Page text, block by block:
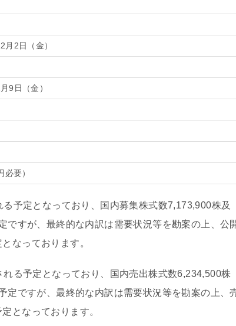
月2日（金）
9日（金）
必要）
予定となっており、国内募集株式数7,173,900株及
ですが、最終的な内訳は需要状況等を勘案の上、公
なっております。
る予定となっており、国内売出株式数6,234,500株
定ですが、最終的な内訳は需要状況等を勘案の上、
となっております。